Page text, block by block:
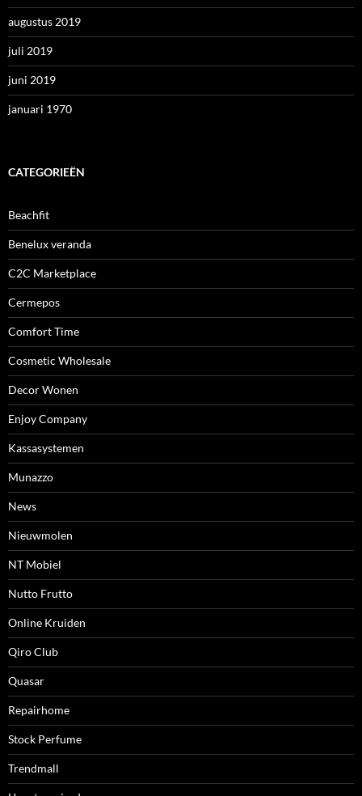
augustus 2019
juli 2019
juni 2019
januari 1970
CATEGORIEËN
Beachfit
Benelux veranda
C2C Marketplace
Cermepos
Comfort Time
Cosmetic Wholesale
Decor Wonen
Enjoy Company
Kassasystemen
Munazzo
News
Nieuwmolen
NT Mobiel
Nutto Frutto
Online Kruiden
Qiro Club
Quasar
Repairhome
Stock Perfume
Trendmall